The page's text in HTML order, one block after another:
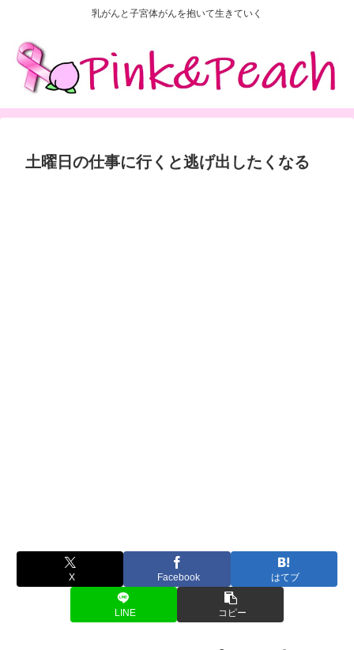
乳がんと子宮体がんを抱いて生きていく
土曜日の仕事に行くと逃げ出したくなる
X Facebook はてブ
LINE コピー